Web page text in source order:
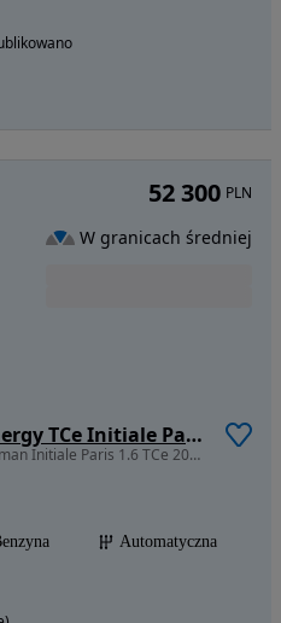
Renault Talisman 1.6 Energy TCe Initiale Paris EDC
1618 cm3 • 200 KM • Renault Talisman Initiale Paris 1.6 TCe 200km EDC DOINWESTOWANE!
Automatyczna
52 300 PLN
W granicach średniej